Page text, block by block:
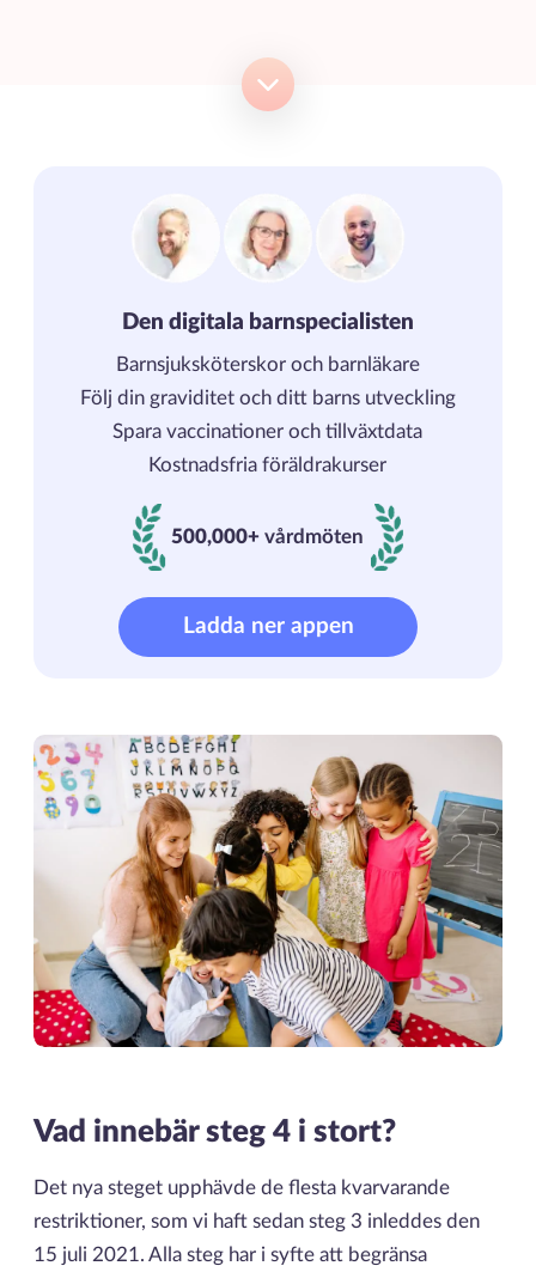
Den digitala barnspecialisten
Barnsjuksköterskor och barnläkare
Följ din graviditet och ditt barns utveckling
Spara vaccinationer och tillväxtdata
Kostnadsfria föräldrakurser
500000+ vårdmöten
500,000+ vårdmöten
Ladda ner appen
Vad innebär steg 4 i stort?
Det nya steget upphävde de flesta kvarvarande
restriktioner, som vi haft sedan steg 3 inleddes den
15 juli 2021. Alla steg har i syfte att begränsa